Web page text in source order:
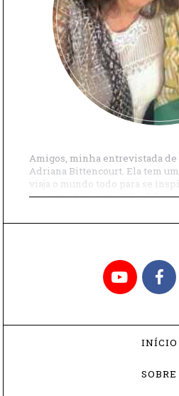
Amigos, minha entrevistada
Adriana Bittencourt. Ela tem
viaja o mundo todo para se
mesmo o Marrocos. E foi
começamos nossa conversa.
tenho espírito gipsy: queria
INÍCIO
SOBRE